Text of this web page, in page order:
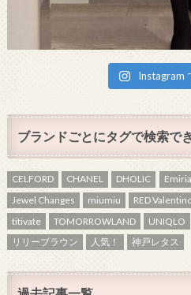
Instagram
ブランドごとにタグで検索で
CELFORD CHANEL DHOLIC
Jewel Changes
miumiu RED
titivate
TOMORROWLAND UNIQLO
リリーブラウン
人気！ 神戸レタス